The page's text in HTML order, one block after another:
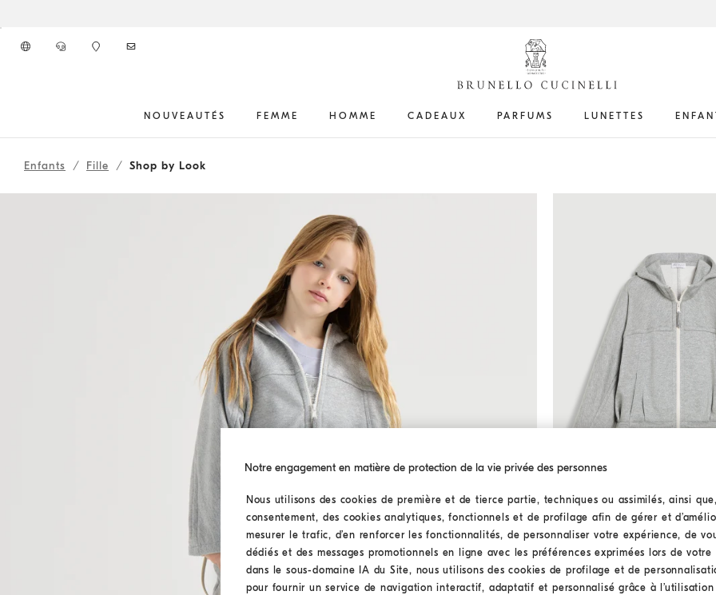
NOUVEAUTÉS FEMME HOMME CADEAUX PARFUMS LUNETTES
262FOUTFIT1
Enfants Fille Shop by Look
Sweat-shirt en molleton de
Sweat-shirt en molleton
À partir de € 560,00
Notre engagement en matière de protection de la vie privée des personnes
Nous utilisons des cookies de première et de tierce partie, techniques ou assimilés, ainsi
consentement, des cookies analytiques, fonctionnels et de profilage afin de gérer et
mesurer le trafic, d’en renforcer les fonctionnalités, de personnaliser votre expérience, de
dédiés et des messages promotionnels en ligne avec les préférences exprimées lors de
dans le sous-domaine IA du Site, nous utilisons des cookies de profilage et de
pour fournir un service de navigation interactif, adaptatif et personnalisé grâce à l’utilisation